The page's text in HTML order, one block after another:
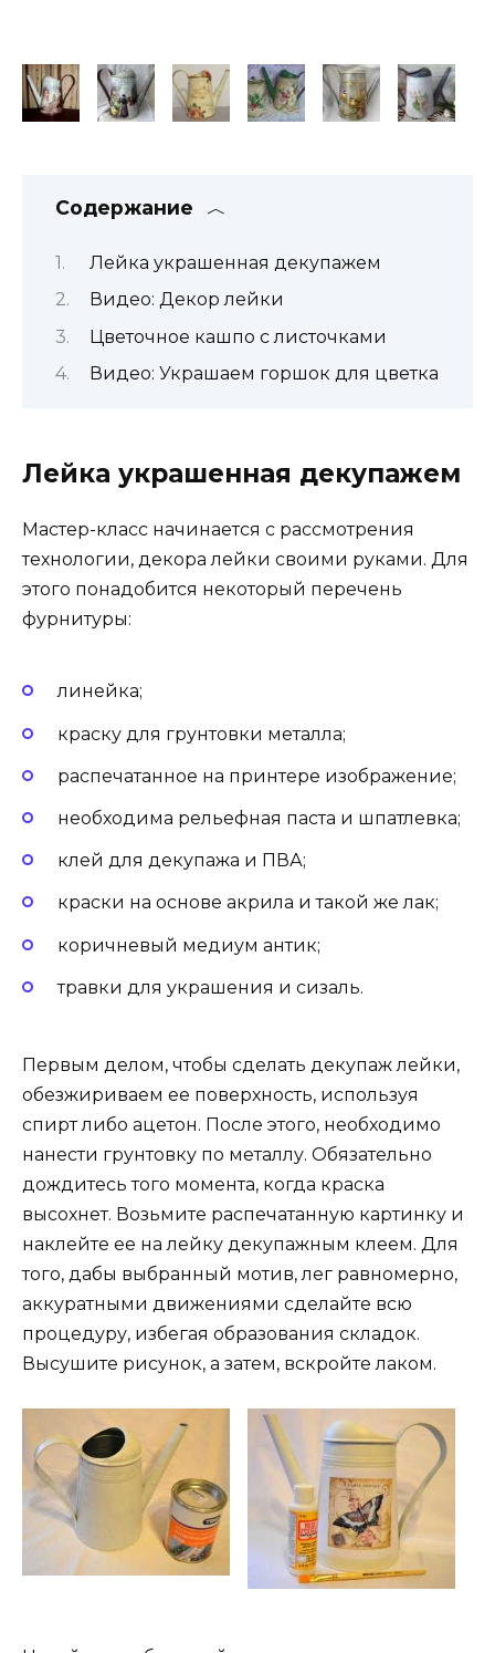
Содержание
Лейка украшенная декупажем
Видео: Декор лейки
Цветочное кашпо с листочками
Видео: Украшаем горшок для цветка
Лейка украшенная декупажем
Мастер-класс начинается с рассмотрения
технологии, декора лейки своими руками. Для
этого понадобится некоторый перечень
фурнитуры:
линейка;
краску для грунтовки металла;
распечатанное на принтере изображение;
необходима рельефная паста и шпатлевка;
клей для декупажа и ПВА;
краски на основе акрила и такой же лак;
коричневый медиум антик;
травки для украшения и сизаль.
Первым делом, чтобы сделать декупаж лейки,
обезжириваем ее поверхность, используя
спирт либо ацетон. После этого, необходимо
нанести грунтовку по металлу. Обязательно
дождитесь того момента, когда краска
высохнет. Возьмите распечатанную картинку и
наклейте ее на лейку декупажным клеем. Для
того, дабы выбранный мотив, лег равномерно,
аккуратными движениями сделайте всю
процедуру, избегая образования складок.
Высушите рисунок, а затем, вскройте лаком.